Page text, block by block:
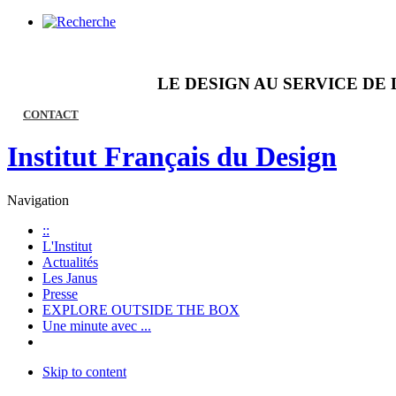
LE DESIGN AU SERVICE
CONTACT
Institut Français du Design
Navigation
::
L'Institut
Actualités
Les Janus
Presse
EXPLORE OUTSIDE THE BOX
Une minute avec ...
Skip to content